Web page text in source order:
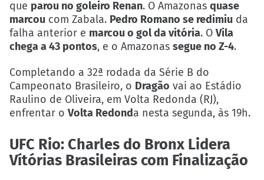
que parou no goleiro Renan. O Amazonas quase
marcou com Zabala. Pedro Romano se redimiu da
falha anterior e marcou o gol da vitória. O Vila
chega a 43 pontos, e o Amazonas segue no Z-4.
Completando a 32ª rodada da Série B do
Campeonato Brasileiro, o Dragão vai ao Estádio
Raulino de Oliveira, em Volta Redonda (RJ),
enfrentar o Volta Redonda nesta segunda, às 19h.
UFC Rio: Charles do Bronx Lidera
Vítórias Brasileiras com Finalização